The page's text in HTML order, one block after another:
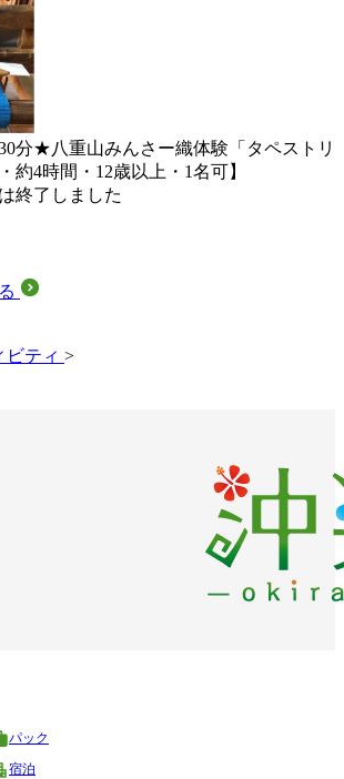
分★八重山みんさー織体験「タペストリ
約4時間・12歳以上・1名可】
終了しました
ビティ >
パック
宿泊